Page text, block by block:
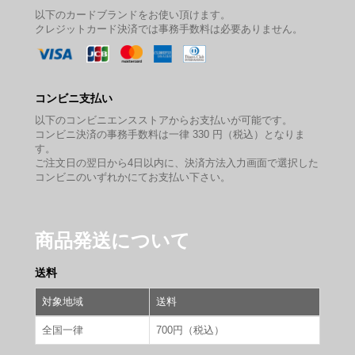
以下のカードブランドをお使い頂けます。
クレジットカード決済では事務手数料は必要ありません。
コンビニ支払い
以下のコンビニエンスストアからお支払いが可能です。
コンビニ決済の事務手数料は一律 330 円（税込）となりま
す。
ご注文日の翌日から4日以内に、決済方法入力画面で選択した
コンビニのいずれかにてお支払い下さい。
商品発送について
送料
対象地域 送料
全国一律 700円（税込）